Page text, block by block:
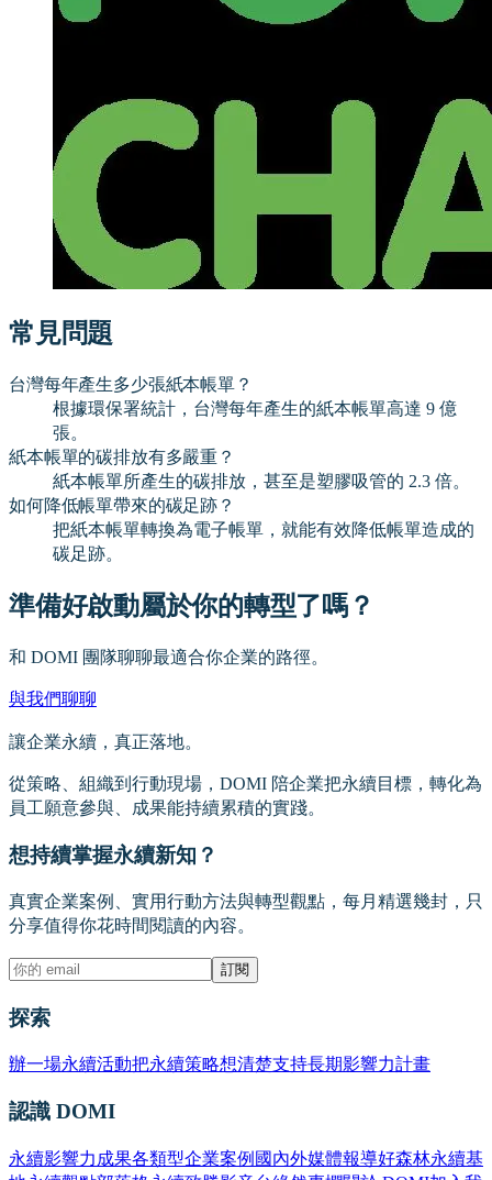
常見問題
台灣每年產生多少張紙本帳單？
根據環保署統計，台灣每年產生的紙本帳單高達 9 億
張。
紙本帳單的碳排放有多嚴重？
紙本帳單所產生的碳排放，甚至是塑膠吸管的 2.3 倍。
如何降低帳單帶來的碳足跡？
把紙本帳單轉換為電子帳單，就能有效降低帳單造成的
碳足跡。
準備好啟動屬於你的轉型了嗎？
和 DOMI 團隊聊聊最適合你企業的路徑。
與我們聊聊
讓企業永續，真正落地。
從策略、組織到行動現場，DOMI 陪企業把永續目標，轉化為
員工願意參與、成果能持續累積的實踐。
想持續掌握永續新知？
真實企業案例、實用行動方法與轉型觀點，每月精選幾封，只
分享值得你花時間閱讀的內容。
訂閱
探索
辦一場永續活動把永續策略想清楚支持長期影響力計畫
認識 DOMI
永續影響力成果各類型企業案例 國內外媒體報導好森林永續基